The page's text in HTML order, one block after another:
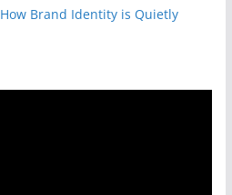
Brand Identity is Quietly